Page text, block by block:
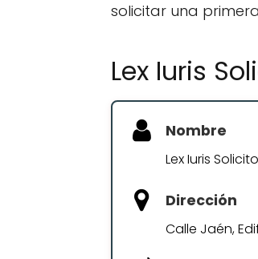
solicitar una
Lex Iuris
Nombre
Lex Iuris
Dirección
Calle Jaén,